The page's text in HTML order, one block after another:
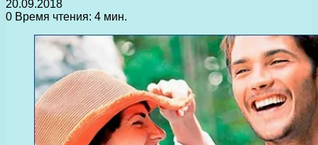
20.09.2018
0 Время чтения: 4 мин.